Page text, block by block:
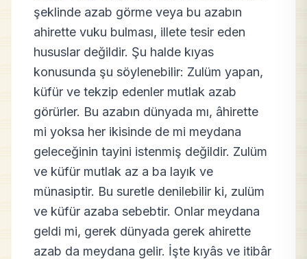
şeklinde azab görme veya bu azabın
ahirette vuku bulması, illete tesir eden
hususlar değildir. Şu halde kıyas
konusunda şu söylenebilir: Zulüm yapan,
küfür ve tekzip edenler mutlak azab
görürler. Bu azabın dünyada mı, âhirette
mi yoksa her ikisinde de mi meydana
geleceğinin tayini istenmiş değildir. Zulüm
ve küfür mutlak az a ba layık ve
münasiptir. Bu suretle denilebilir ki, zulüm
ve küfür azaba sebebtir. Onlar meydana
geldi mi, gerek dünyada gerek ahirette
azab da meydana gelir. İşte kıyâs ve itibâr